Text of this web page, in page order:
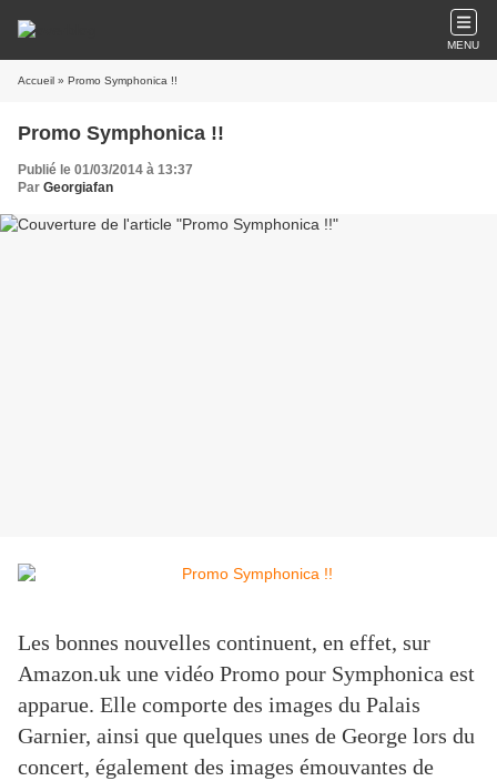
MENU
Accueil » Promo Symphonica !!
Promo Symphonica !!
Publié le 01/03/2014 à 13:37
Par Georgiafan
Les bonnes nouvelles continuent, en effet, sur
Amazon.uk une vidéo Promo pour Symphonica est
apparue. Elle comporte des images du Palais
Garnier, ainsi que quelques unes de George lors du
concert, également des images émouvantes de